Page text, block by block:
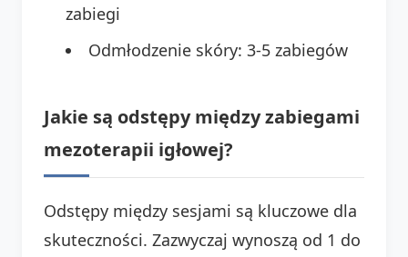
zabiegi
Odmłodzenie skóry: 3-5 zabiegów
Jakie są odstępy między zabiegami
mezoterapii igłowej?
Odstępy między sesjami są kluczowe dla
skuteczności. Zazwyczaj wynoszą od 1 do